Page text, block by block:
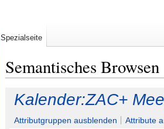
Semantisches Browsen
Zur
Navigation
springen
Zur
Suche
springen
Kalender:ZAC+
Attributgruppen ausblenden Attribute
Spezialseite